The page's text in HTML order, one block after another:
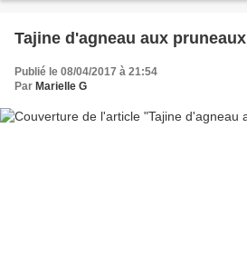
Tajine d'agneau aux pruneaux
Publié le 08/04/2017 à 21:54
Par Marielle G